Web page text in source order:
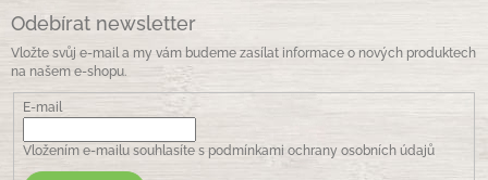
Odebírat newsletter
Vložte svůj e-mail a my vám budeme zasílat informace o nových produktech
na našem e-shopu.
E-mail
Vložením e-mailu souhlasíte s podmínkami ochrany osobních údajů